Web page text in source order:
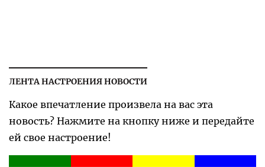
ЛЕНТА НАСТРОЕНИЯ НОВОСТИ
Какое впечатление произвела на вас эта
новость? Нажмите на кнопку ниже и передайте
ей свое настроение!